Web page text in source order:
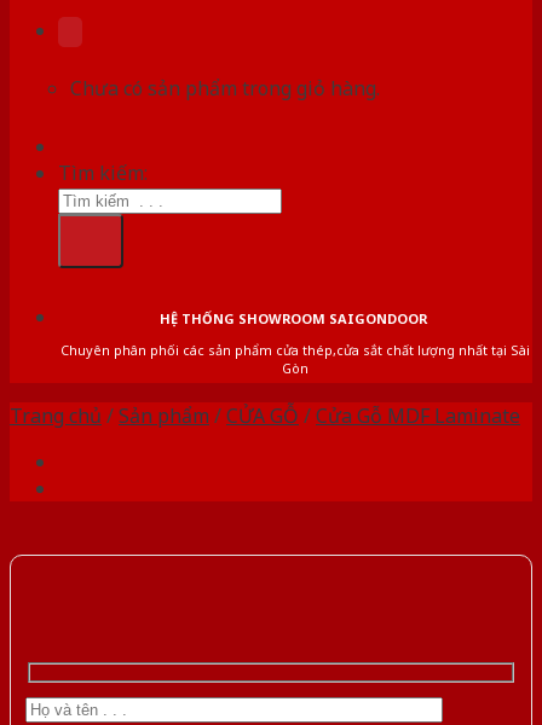
Chưa có sản phẩm trong giỏ hàng.
Tìm kiếm:
HỆ THỐNG SHOWROOM SAIGONDOOR
Chuyên phân phối các sản phẩm cửa thép,cửa sắt chất lượng nhất tại Sài
Gòn
Trang chủ /Sản phẩm /CỬA GỖ /Cửa Gỗ MDF Laminate